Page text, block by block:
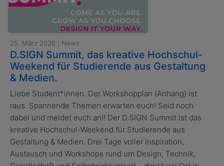
25. März 2026 | News
D.SIGN Summit, das kreative Hochschul-
Weekend für Studierende aus Gestaltung
& Medien.
Liebe Student*innen. Der Workshopplan (Anhang) ist
raus. Spannende Themen erwarten euch! Seid noch
dabei und meldet euch an!! Der D.SIGN Summit ist das
kreative Hochschul-Weekend für Studierende aus
Gestaltung & Medien. Drei Tage voller Inspiration,
Austausch und Workshops rund um Design, Technik,